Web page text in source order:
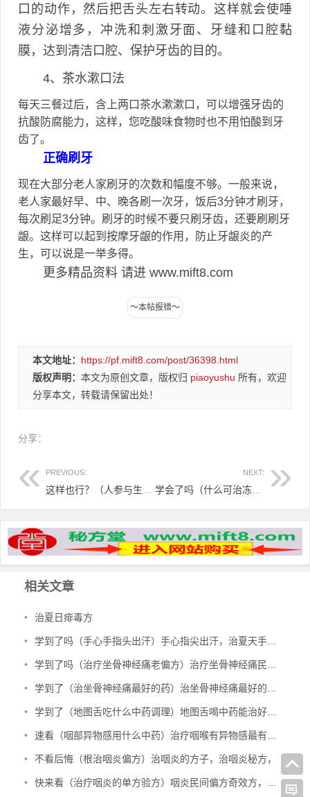
口的动作，然后把舌头左右转动。这样就会使唾
液分泌增多，冲洗和刺激牙面、牙缝和口腔黏
膜，达到清洁口腔、保护牙齿的目的。
4、茶水漱口法
每天三餐过后，含上两口茶水漱漱口，可以增强牙齿的
抗酸防腐能力，这样，您吃酸味食物时也不用怕酸到牙
齿了。
正确刷牙
现在大部分老人家刷牙的次数和幅度不够。一般来说，
老人家最好早、中、晚各刷一次牙，饭后3分钟才刷牙，
每次刷足3分钟。刷牙的时候不要只刷牙齿，还要刷刷牙
龈。这样可以起到按摩牙龈的作用，防止牙龈炎的产
生，可以说是一举多得。
更多精品资料 请进 www.mift8.com
本文地址： https://pf.mift8.com/post/36398.html
版权声明： 本文为原创文章，版权归 piaoyushu 所有，欢迎
分享本文，转载请保留出处！
分享：
PREVIOUS: NEXT:
学会了吗（什么可治冻疮最好）什么可治冻疮最快，什么可以治冻疮 9种可以治疗冻疮的小偏方，
相关文章
• 治夏日痱毒方
• 学到了吗（手心手指头出汗）手心指尖出汗，治夏天手心出汗、暴皮、手指肚鼓胀偏方，
• 学到了吗（治疗坐骨神经痛老偏方）治疗坐骨神经痛民间偏方，治坐骨神经痛验方，
• 学到了（治坐骨神经痛最好的药）治坐骨神经痛最好的中成药有哪些，治坐骨神经痛特效秘方，
• 学到了（地图舌吃什么中药调理）地图舌喝中药能治好吗，治地图舌偏方，
• 速看（咽部异物感用什么中药）治疗咽喉有异物感最有效的中成药，治咽部有异物感验方，
• 不看后悔（根治咽炎偏方）治咽炎的方子，治咽炎秘方，
• 快来看（治疗咽炎的单方验方）咽炎民间偏方奇效方，治咽炎民间验方，